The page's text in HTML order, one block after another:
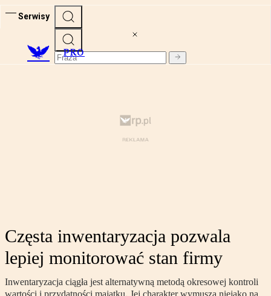
Serwisy
PRO
Częsta inwentaryzacja pozwala
lepiej monitorować stan firmy
Inwentaryzacja ciągła jest alternatywną metodą okresowej kontroli
wartości i przydatności majątku. Jej charakter wymusza niejako na